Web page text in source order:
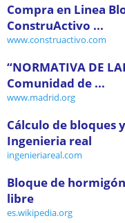
Compra en Linea
ConstruActivo ...
www.construactivo.com
“NORMATIVA DE
Comunidad de ...
www.madrid.org
Cálculo de bloques
Ingenieria real
ingenieriareal.com
Bloque de
libre
es.wikipedia.org